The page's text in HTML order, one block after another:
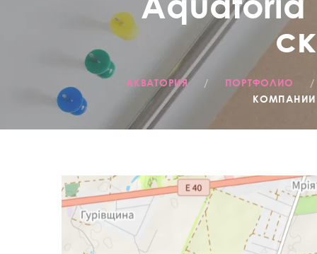
АКВАТОРИЯ / ПОРТФОЛИО
КОМПАНИИ